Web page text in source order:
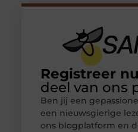
Registreer nu
deel van ons
Ben jij een
een nieuwsgierige
ons blogplatform en